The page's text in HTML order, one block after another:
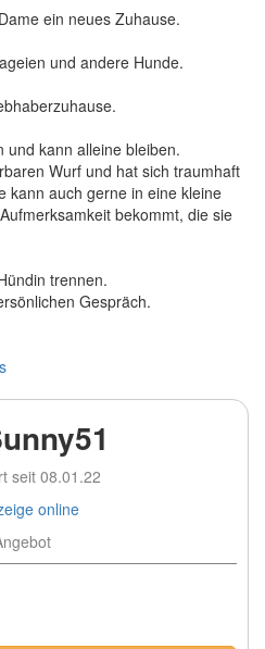
ein neues Zuhause.
und andere Hunde.
und kann alleine bleiben.
Wurf und hat sich traumhaft
kann auch gerne in eine kleine
bekommt, die sie
trennen.
Gespräch.
seit 08.01.22
online